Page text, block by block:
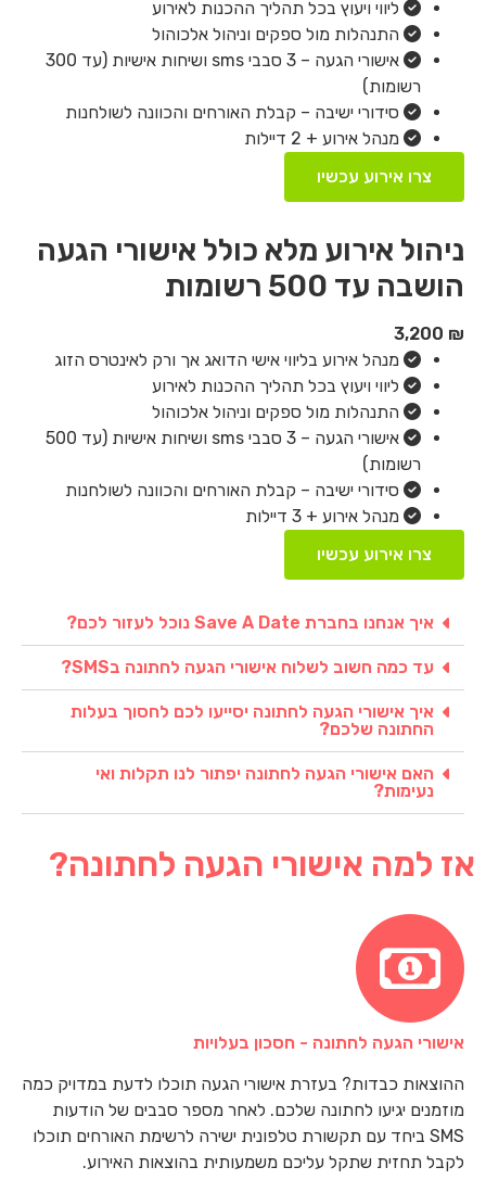
ליווי ויעוץ בכל תהליך ההכנות לאירוע
התנהלות מול ספקים וניהול אלכוהול
אישורי הגעה – 3 סבבי sms ושיחות אישיות (עד 300
רשומות)
סידורי ישיבה – קבלת האורחים והכוונה לשולחנות
מנהל אירוע + 2 דיילות
צרו אירוע עכשיו
ניהול אירוע מלא כולל אישורי הגעה
הושבה עד 500 רשומות
₪
3,200
מנהל אירוע בליווי אישי הדואג אך ורק לאינטרס הזוג
ליווי ויעוץ בכל תהליך ההכנות לאירוע
התנהלות מול ספקים וניהול אלכוהול
אישורי הגעה – 3 סבבי sms ושיחות אישיות (עד 500
רשומות)
סידורי ישיבה – קבלת האורחים והכוונה לשולחנות
מנהל אירוע + 3 דיילות
צרו אירוע עכשיו
איך אנחנו בחברת Save A Date נוכל לעזור לכם?
עד כמה חשוב לשלוח אישורי הגעה לחתונה בSMS?
איך אישורי הגעה לחתונה יסייעו לכם לחסוך בעלות
החתונה שלכם?​
האם אישורי הגעה לחתונה יפתור לנו תקלות ואי
נעימות?
אז למה אישורי הגעה לחתונה?
אישורי הגעה לחתונה - חסכון בעלויות
ההוצאות כבדות? בעזרת אישורי הגעה תוכלו לדעת במדויק כמה
מוזמנים יגיעו לחתונה שלכם. לאחר מספר סבבים של הודעות
SMS ביחד עם תקשורת טלפונית ישירה לרשימת האורחים תוכלו
לקבל תחזית שתקל עליכם משמעותית בהוצאות האירוע.